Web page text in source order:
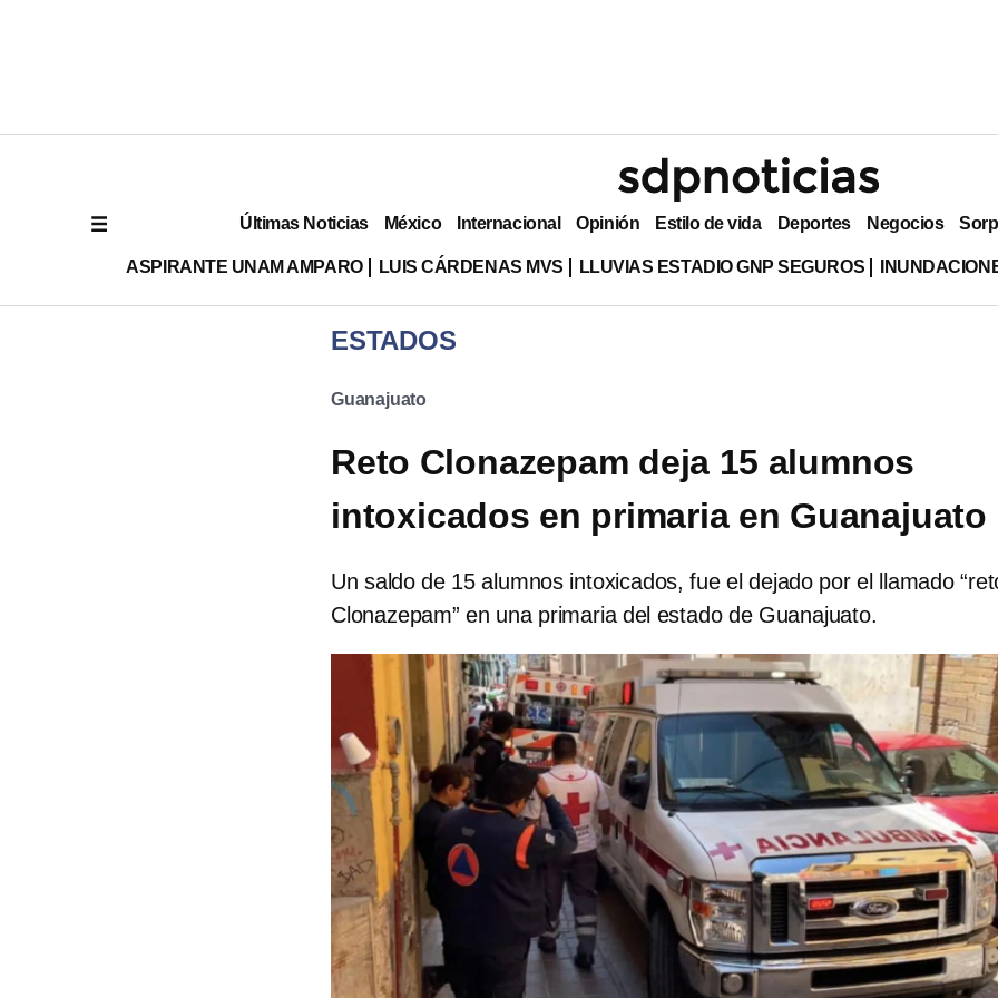
Últimas Noticias México Internacional Opinión Estilo de vida Deportes Negocios
ASPIRANTE UNAM AMPARO LUIS CÁRDENAS MVS LLUVIAS ESTADIO GNP SEGUROS
ESTADOS
Guanajuato
Reto Clonazepam deja 15 alumnos
intoxicados en primaria en Guanajuato
Un saldo de 15 alumnos intoxicados, fue el dejado por el llamado
Clonazepam” en una primaria del estado de Guanajuato.